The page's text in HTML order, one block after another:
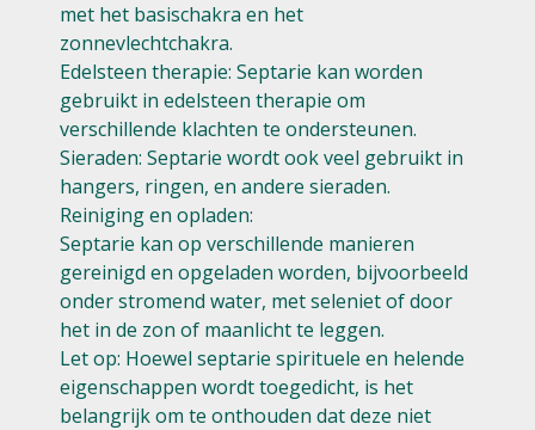
met het basischakra en het
zonnevlechtchakra.
Edelsteen therapie: Septarie kan worden
gebruikt in edelsteen therapie om
verschillende klachten te ondersteunen.
Sieraden: Septarie wordt ook veel gebruikt in
hangers, ringen, en andere sieraden.
Reiniging en opladen:
Septarie kan op verschillende manieren
gereinigd en opgeladen worden, bijvoorbeeld
onder stromend water, met seleniet of door
het in de zon of maanlicht te leggen.
Let op: Hoewel septarie spirituele en helende
eigenschappen wordt toegedicht, is het
belangrijk om te onthouden dat deze niet